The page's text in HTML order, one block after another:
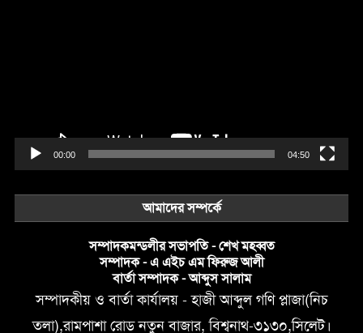
00:00 04:50
আমাদের সম্পর্কে
সম্পাদকমন্ডলীর সভাপতি - শেখ মহব্বত
সম্পাদক - এ এইচ এম ফিরুজ আলী
বার্তা সম্পাদক - আব্দুস সালাম
সম্পাদকীয় ও বার্তা কার্যালয় - হাজী আব্দুল গণি প্লাজা(নিচ
তলা),রামপাশা রোড নতুন বাজার, বিশ্বনাথ-৩১৩০,সিলেট।